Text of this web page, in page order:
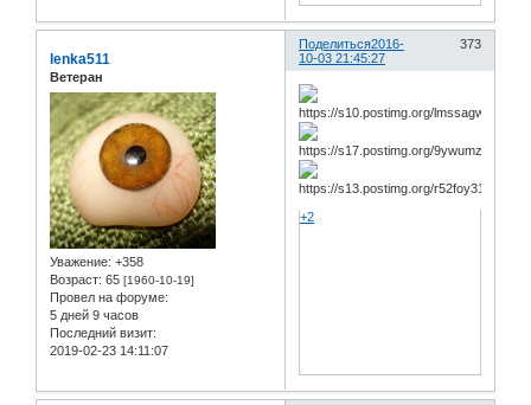
Поделиться 373
2016-
10-03 21:45:27
lenka511
Ветеран
Уважение: +358
Возраст: 65 [1960-10-19]
Провел на форуме:
5 дней 9 часов
Последний визит:
2019-02-23 14:11:07
+2